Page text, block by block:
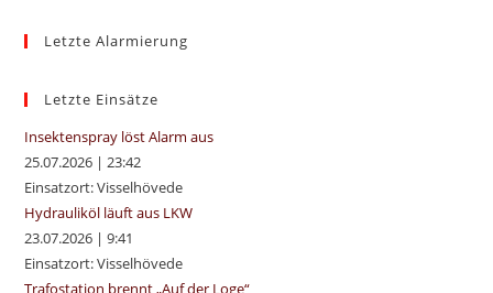
Letzte Alarmierung
Letzte Einsätze
Insektenspray löst Alarm aus
25.07.2026 |23:42
Einsatzort: Visselhövede
Hydrauliköl läuft aus LKW
23.07.2026 |9:41
Einsatzort: Visselhövede
Trafostation brennt „Auf der Loge“